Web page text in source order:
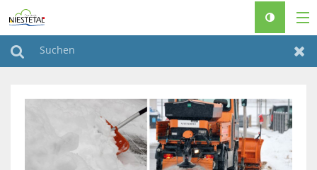
RATHAUS & POLITIK
FREIZEIT & TOURISMUS
FAMILIEN & SENIOREN